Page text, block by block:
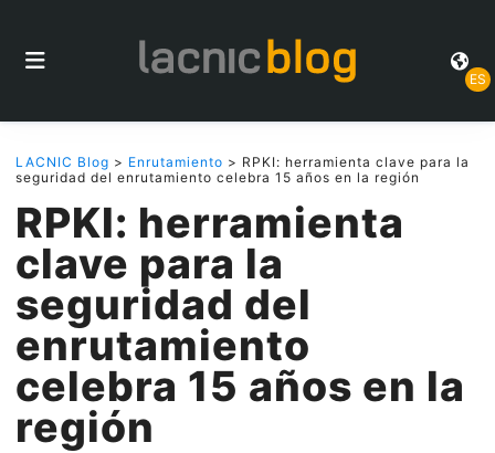
ES
LACNIC Blog > Enrutamiento > RPKI: herramienta clave para la
seguridad del enrutamiento celebra 15 años en la región
RPKI: herramienta
clave para la
seguridad del
enrutamiento
celebra 15 años en la
región